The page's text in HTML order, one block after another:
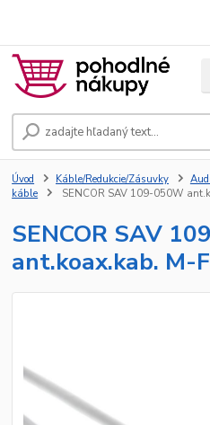
Úvod Káble/Redukcie/Zásuvky
káble
SENCOR SAV 109-050W
SENCOR SAV
ant.koax.kab. M-